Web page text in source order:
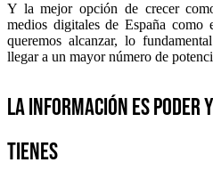
Y la mejor opción de crecer
medios digitales de España
queremos alcanzar, lo
llegar a un mayor número de
La información es poder
tienes